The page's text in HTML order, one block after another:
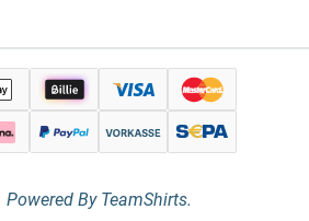
Powered By TeamShirts.